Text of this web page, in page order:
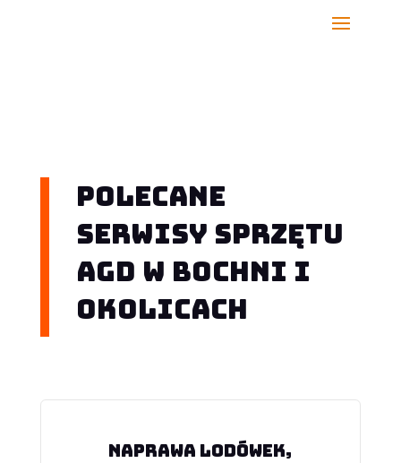
Polecane
serwisy sprzętu
AGD w Bochni i
okolicach
Naprawa lodówek,